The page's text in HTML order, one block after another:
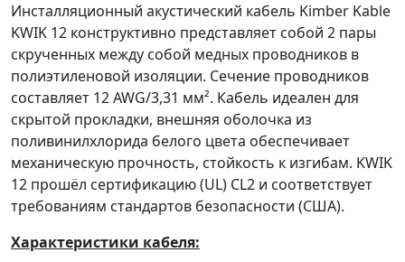
Инсталляционный акустический кабель Kimber Kable
KWIK 12 конструктивно представляет собой 2 пары
скрученных между собой медных проводников в
полиэтиленовой изоляции. Сечение проводников
составляет 12 AWG/3,31 мм². Кабель идеален для
скрытой прокладки, внешняя оболочка из
поливинилхлорида белого цвета обеспечивает
механическую прочность, стойкость к изгибам. KWIK
12 прошёл сертификацию (UL) CL2 и соответствует
требованиям стандартов безопасности (США).
Характеристики кабеля: